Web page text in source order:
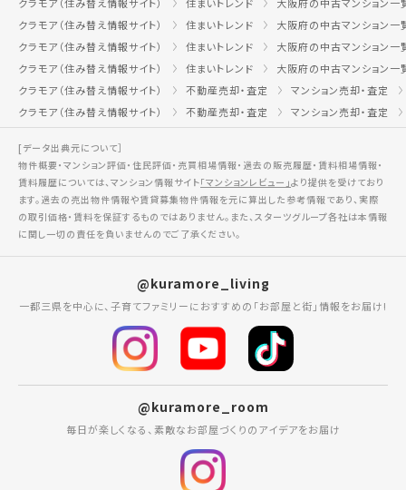
クラモア（住み替え情報サイト） 住まいトレンド
大阪府の中古マンション一
クラモア（住み替え情報サイト）
住まいトレンド
大阪府の中古マンション一
クラモア（住み替え情報サイト）
住まいトレンド
大阪府の中古マンション一
クラモア（住み替え情報サイト）
住まいトレンド
大阪府の中古マンション一
クラモア（住み替え情報サイト）
不動産売却・査定
マンション売却・査定
クラモア（住み替え情報サイト）
不動産売却・査定 マンション売却・査定
[データ出典元について］
物件概要・マンション評価・住民評価・売買相場情報・過去の販売履歴・賃料相場情報・
賃料履歴については、マンション情報サイト「マンションレビュー」より提供を受けており
ます。過去の売出物件情報や賃貸募集物件情報を元に算出した参考情報であり、実際
の取引価格・賃料を保証するものではありません。また、スターツグループ各社は本情報
に関し一切の責任を負いませんのでご了承ください。
@kuramore_living
一都三県を中心に、子育てファミリーにおすすめの「お部屋と街」情報をお届け!
@kuramore_room
毎日が楽しくなる、素敵なお部屋づくりのアイデアをお届け